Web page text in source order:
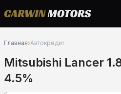
Главная›Автокредит
Mitsubishi Lancer
4.5%